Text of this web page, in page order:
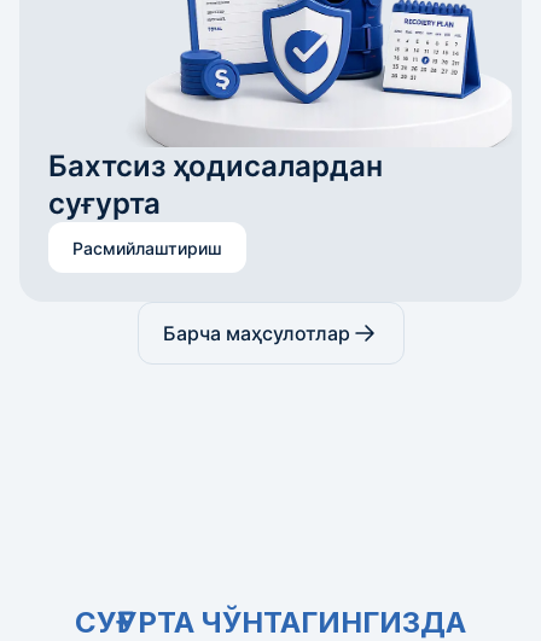
Бахтсиз ҳодисалардан
суғурта
Расмийлаштириш
Барча маҳсулотлар
СУҒУРТА ЧЎНТАГИНГИЗДА